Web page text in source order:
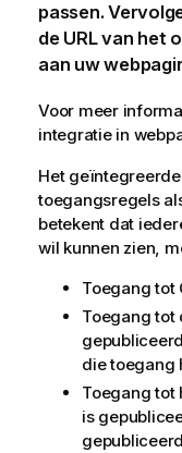
passen.
de URL van het
aan uw
Voor meer
integratie in
Het
toegangsregels
betekent dat
wil kunnen zien,
Toegang tot
Toegang tot
die toegang
Toegang tot
is